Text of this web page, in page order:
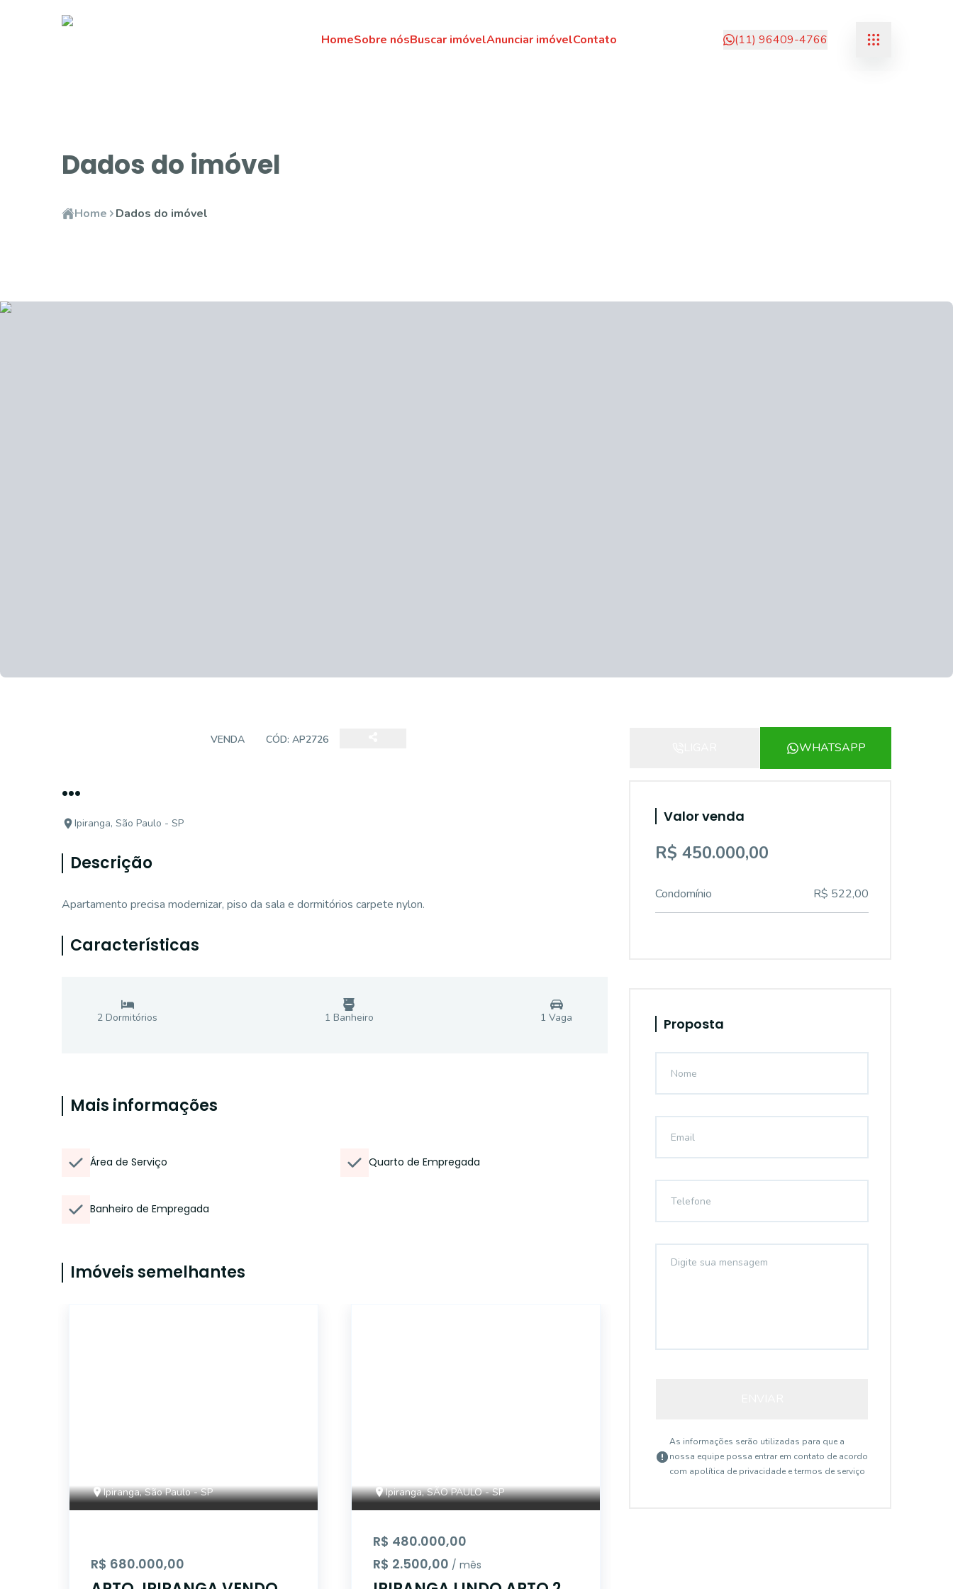
HomeSobre nósBuscar imóvelAnunciar imóvelContato (11) 96409-4766
Dados do imóvel
Home Dados do imóvel
VENDA CÓD: AP2726
...
Ipiranga, São Paulo - SP
Descrição
Apartamento precisa modernizar, piso da sala e dormitórios carpete nylon.
Características
2 Dormitórios 1 Banheiro 1 Vaga
Mais informações
Área de Serviço Quarto de Empregada
Banheiro de Empregada
Imóveis semelhantes
Ipiranga, São Paulo - SP
R$ 680.000,00
Ipiranga, SÃO PAULO - SP
R$ 480.000,00
R$ 2.500,00 / mês
WHATSAPP
Valor venda
R$ 450.000,00
Condomínio R$ 522,00
Proposta
As informações serão utilizadas para que a
nossa equipe possa entrar em contato de acordo
com apolítica de privacidade e termos de serviço